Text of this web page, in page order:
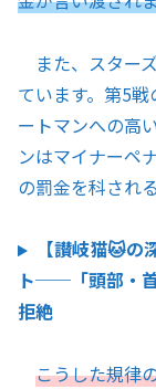
また、スター
ています。第5
ートマンへの高
ンはマイナーペ
の罰金を科され
【讃岐猫🐱
ト──「頭部・
拒絶
こうした規律